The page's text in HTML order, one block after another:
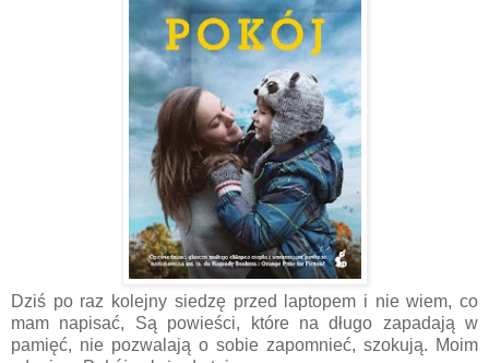
Dziś po raz kolejny siedzę przed laptopem i nie wiem, co
mam napisać, Są powieści, które na długo zapadają w
pamięć, nie pozwalają o sobie zapomnieć, szokują. Moim